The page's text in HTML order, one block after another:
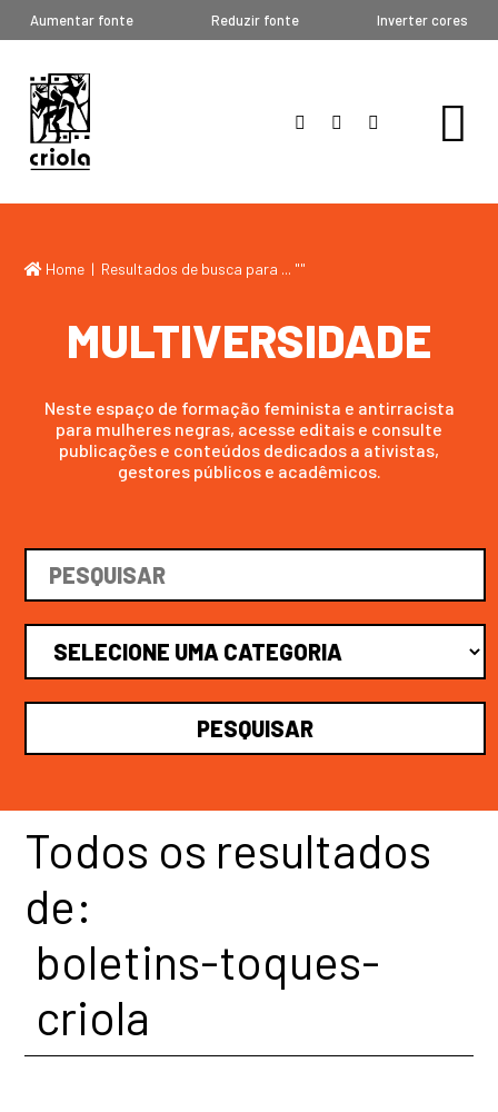
Aumentar fonte Reduzir fonte Inverter cores
Home | Resultados de busca para ... ""
MULTIVERSIDADE
Neste espaço de formação feminista e antirracista
para mulheres negras, acesse editais e consulte
publicações e conteúdos dedicados a ativistas,
gestores públicos e acadêmicos.
Todos os resultados
de:
boletins-toques-
criola